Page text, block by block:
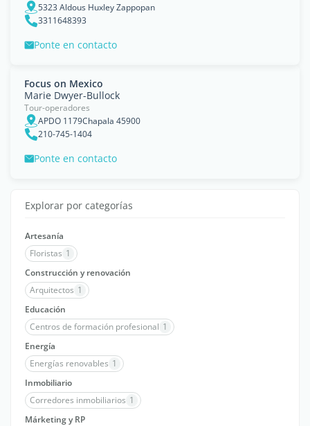
5323 Aldous Huxley Zappopan
3311648393
Ponte en contacto
Focus on Mexico
Marie Dwyer-Bullock
Tour-operadores
APDO 1179Chapala 45900
210-745-1404
Ponte en contacto
Explorar por categorías
Artesanía
Floristas 1
Construcción y renovación
Arquitectos 1
Educación
Centros de formación profesional 1
Energía
Energías renovables 1
Inmobiliario
Corredores inmobiliarios 1
Márketing y RP